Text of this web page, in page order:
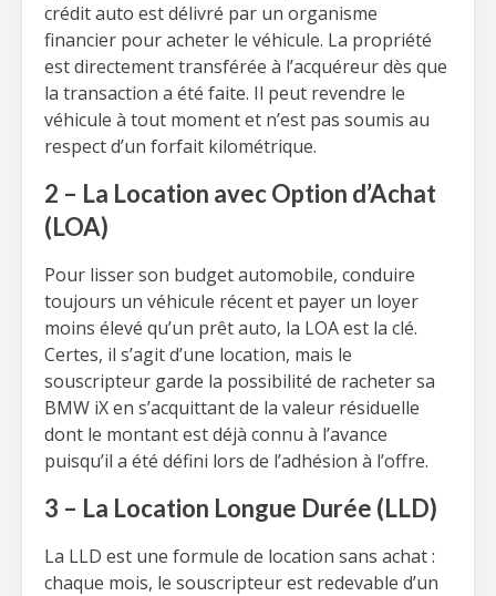
crédit auto est délivré par un organisme
financier pour acheter le véhicule. La propriété
est directement transférée à l’acquéreur dès que
la transaction a été faite. Il peut revendre le
véhicule à tout moment et n’est pas soumis au
respect d’un forfait kilométrique.
2 – La Location avec Option d’Achat
(LOA)
Pour lisser son budget automobile, conduire
toujours un véhicule récent et payer un loyer
moins élevé qu’un prêt auto, la LOA est la clé.
Certes, il s’agit d’une location, mais le
souscripteur garde la possibilité de racheter sa
BMW iX en s’acquittant de la valeur résiduelle
dont le montant est déjà connu à l’avance
puisqu’il a été défini lors de l’adhésion à l’offre.
3 – La Location Longue Durée (LLD)
La LLD est une formule de location sans achat :
chaque mois, le souscripteur est redevable d’un